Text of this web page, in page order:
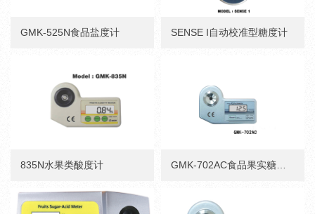
GMK-525N食品盐度计 SENSE I自动校准型糖度计
835N水果类酸度计 GMK-702AC食品果实糖度测定仪